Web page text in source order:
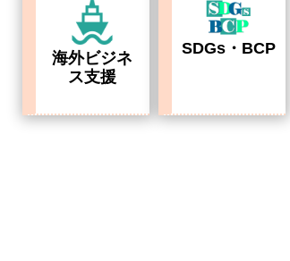
海外ビジネ
ス支援
SDGs・BCP